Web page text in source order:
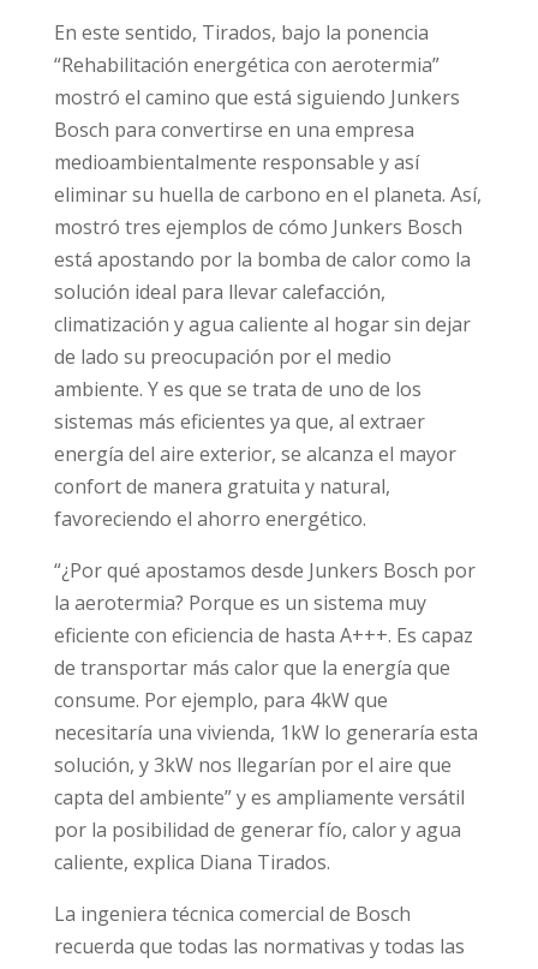
En este sentido, Tirados, bajo la ponencia
“Rehabilitación energética con aerotermia”
mostró el camino que está siguiendo Junkers
Bosch para convertirse en una empresa
medioambientalmente responsable y así
eliminar su huella de carbono en el planeta. Así,
mostró tres ejemplos de cómo Junkers Bosch
está apostando por la bomba de calor como la
solución ideal para llevar calefacción,
climatización y agua caliente al hogar sin dejar
de lado su preocupación por el medio
ambiente. Y es que se trata de uno de los
sistemas más eficientes ya que, al extraer
energía del aire exterior, se alcanza el mayor
confort de manera gratuita y natural,
favoreciendo el ahorro energético.
“¿Por qué apostamos desde Junkers Bosch por
la aerotermia? Porque es un sistema muy
eficiente con eficiencia de hasta A+++. Es capaz
de transportar más calor que la energía que
consume. Por ejemplo, para 4kW que
necesitaría una vivienda, 1kW lo generaría esta
solución, y 3kW nos llegarían por el aire que
capta del ambiente” y es ampliamente versátil
por la posibilidad de generar fío, calor y agua
caliente, explica Diana Tirados.
La ingeniera técnica comercial de Bosch
recuerda que todas las normativas y todas las